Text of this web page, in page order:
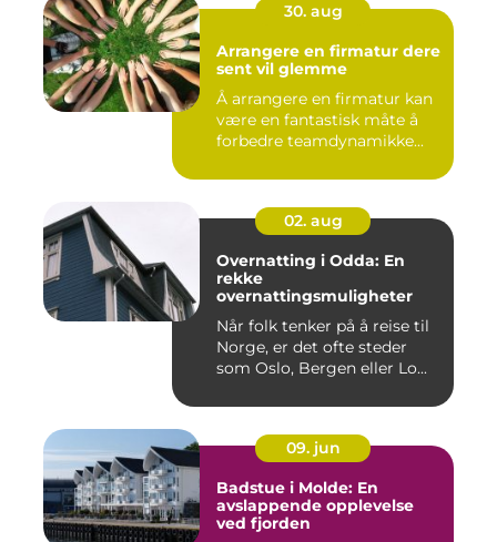
30. aug
Arrangere en firmatur dere
sent vil glemme
Å arrangere en firmatur kan
være en fantastisk måte å
forbedre teamdynamikke...
02. aug
Overnatting i Odda: En
rekke
overnattingsmuligheter
Når folk tenker på å reise til
Norge, er det ofte steder
som Oslo, Bergen eller Lo...
09. jun
Badstue i Molde: En
avslappende opplevelse
ved fjorden